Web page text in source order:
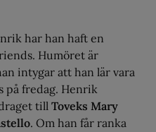
har han haft en
Humöret är
intygar att han lär vara
på fredag. Henrik
till Toveks Mary
. Om han får ranka